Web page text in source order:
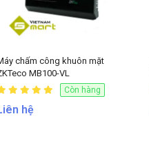
chấm công khuôn mặt
MB100-VL
Còn hàng
hệ